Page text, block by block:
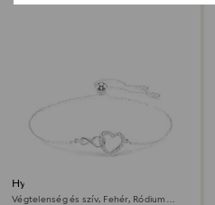
Hyperbola karkötő
Végtelenség és szív, Fehér, Ródium